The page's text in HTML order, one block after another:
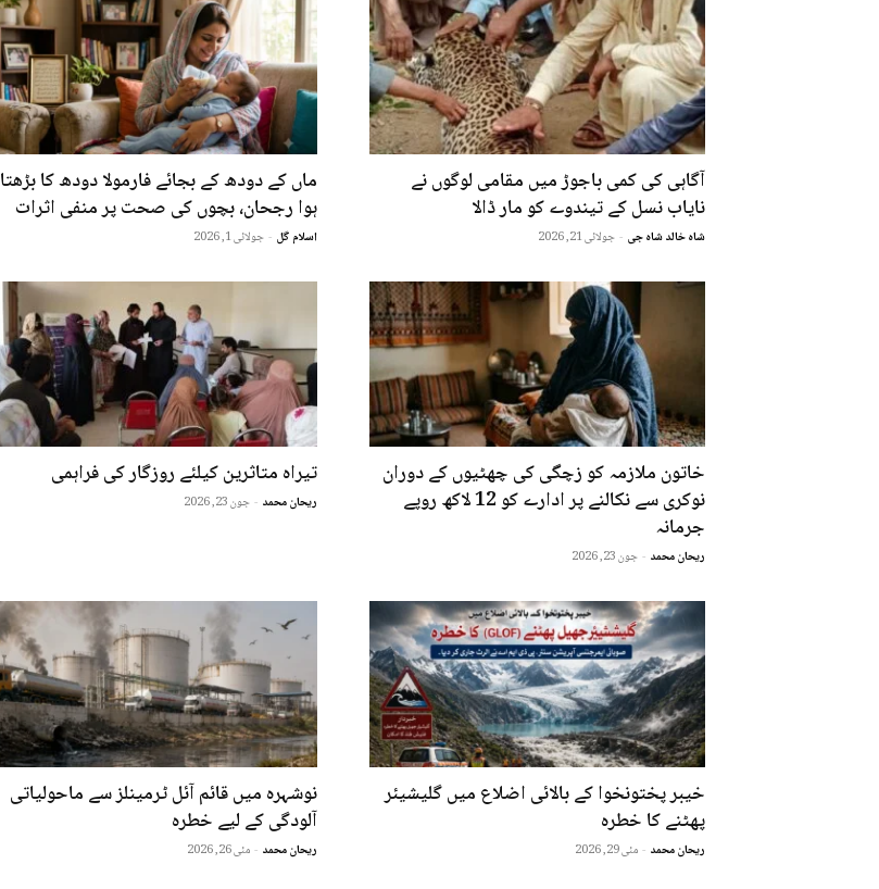
آگاہی کی کمی باجوڑ میں مقامی لوگوں نے
نایاب نسل کے تیندوے کو مار ڈالا
شاہ خالد شاہ جی - جولائی 21, 2026
ماں کے دودھ کے بجائے فارمولا دودھ کا بڑھتا
ہوا رجحان، بچوں کی صحت پر منفی اثرات
اسلام گل - جولائی 1, 2026
خاتون ملازمہ کو زچگی کی چھٹیوں کے دوران
نوکری سے نکالنے پر ادارے کو 12 لاکھ روپے
جرمانہ
ریحان محمد - جون 23, 2026
تیراہ متاثرین کیلئے روزگار کی فراہمی
ریحان محمد - جون 23, 2026
خیبر پختونخوا کے بالائی اضلاع میں گلیشیئر
پھٹنے کا خطرہ
ریحان محمد - مئی 29, 2026
نوشہرہ میں قائم آئل ٹرمینلز سے ماحولیاتی
آلودگی کے لیے خطرہ
ریحان محمد - مئی 26, 2026